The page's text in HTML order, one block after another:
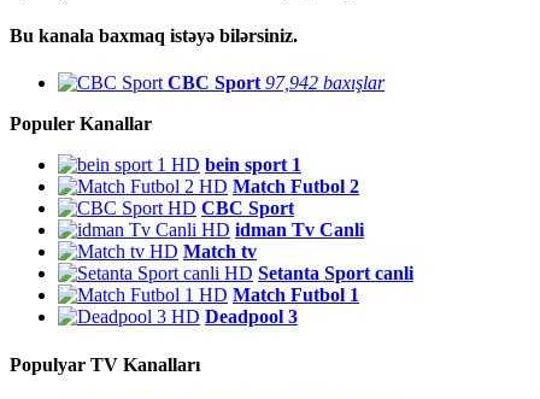
Bu kanala baxmaq istəyə bilərsiniz.
CBC Sport 97,942 baxışlar
Populer Kanallar
HD bein sport 1
HD Match Futbol 2
HD CBC Sport
HD idman Tv Canli
HD Match tv
HD Setanta Sport canli
HD Match Futbol 1
HD Deadpool 3
Populyar TV Kanalları